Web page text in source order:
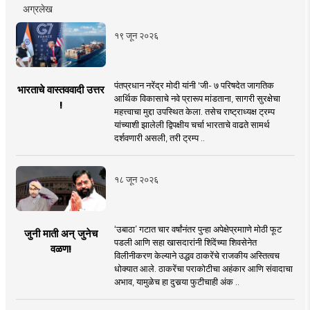
अग्रलेख
१९ जून २०२६
भारताचे वास्तववादी उत्तर
!
पंतप्रधान नरेंद्र मोदी यांनी 'जी- ७ परिषदेत जागतिक
आर्थिक विकासाचे नवे प्रारूप मांडताना, सागरी सुरक्षेचा
महत्त्वाचा मुद्दा उपस्थित केला. तसेच राष्ट्राध्यक्ष ट्रम्प
यांच्याशी झालेली द्विपक्षीय चर्चा भारताचे वाढते सामर्थ
दर्शवणारी असली, तरी ट्रम्प ..
१८ जून २०२६
जुनी माती अन् जुनेच
वळण!
‘उबाठा’ गटात चार वर्षांनंतर पुन्हा अपेक्षेप्रमााणे मोठी फूट
पडली आणि सहा खासदारांनी शिंदेंच्या शिवसेनेत
विलीनीकरण केल्याने उद्धव ठाकरेंचे राजकीय अस्तित्वच
धोक्यात आले. ठाकरेंचा पराकोटीचा अहंकार आणि संवादाचा
अभाव, यामुळेच हा दुसर्‍या फुटीचाही अंक ..